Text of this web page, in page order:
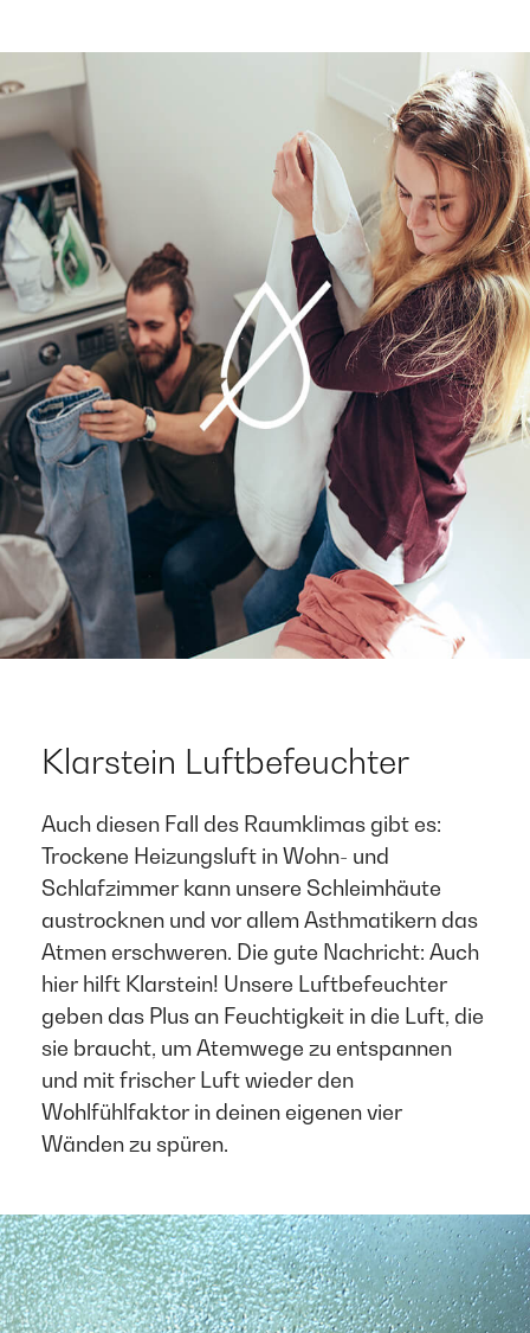
Klarstein Luftbefeuchter
Auch diesen Fall des Raumklimas gibt es:
Trockene Heizungsluft in Wohn- und
Schlafzimmer kann unsere Schleimhäute
austrocknen und vor allem Asthmatikern das
Atmen erschweren. Die gute Nachricht: Auch
hier hilft Klarstein! Unsere Luftbefeuchter
geben das Plus an Feuchtigkeit in die Luft, die
sie braucht, um Atemwege zu entspannen
und mit frischer Luft wieder den
Wohlfühlfaktor in deinen eigenen vier
Wänden zu spüren.